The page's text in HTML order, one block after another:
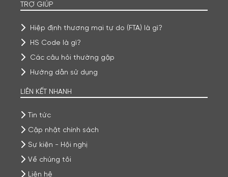
TRỢ GIÚP
Hiệp định thương mại tự do (FTA) là gì?
HS Code là gì?
Các câu hỏi thường gặp
Hướng dẫn sử dụng
LIÊN KẾT NHANH
Tin tức
Cập nhật chính sách
Sự kiện - Hội nghị
Về chúng tôi
Liên hệ